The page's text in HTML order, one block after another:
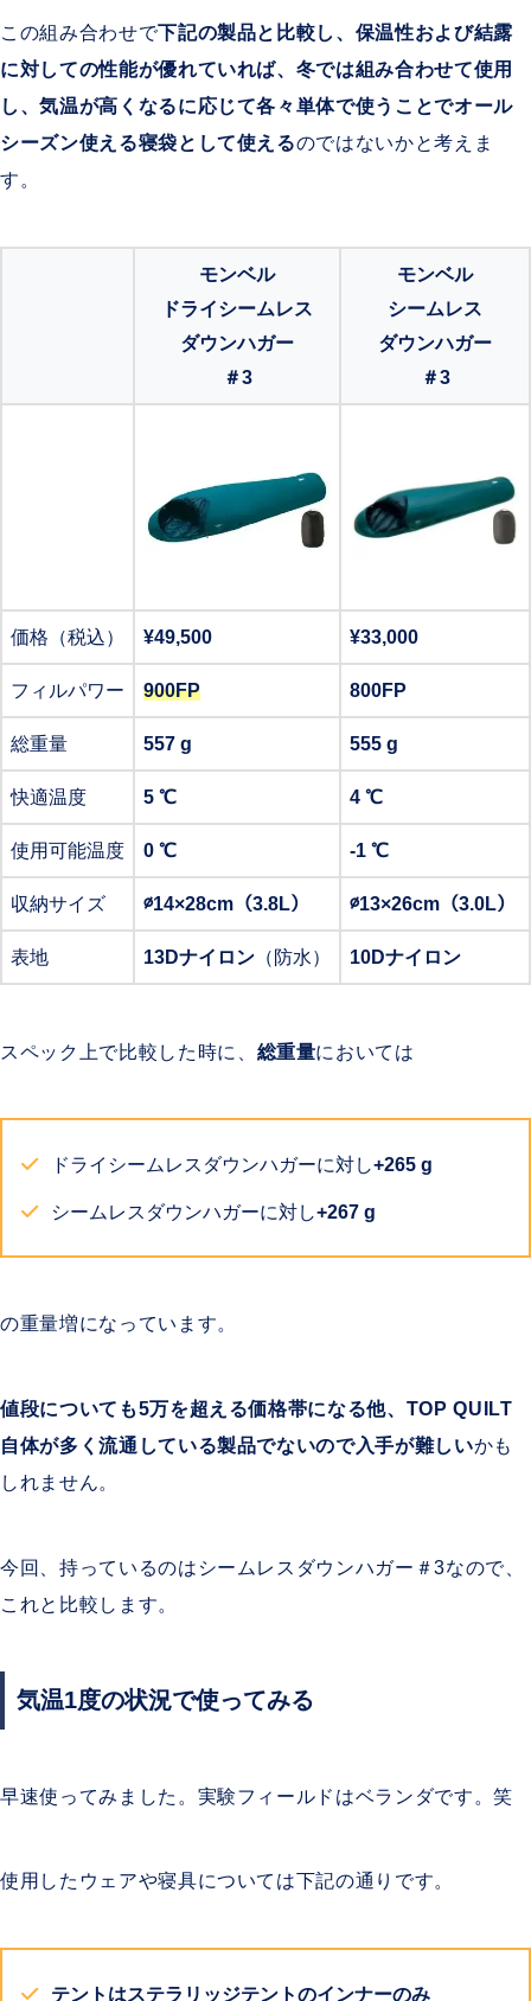
この組み合わせで下記の製品と比較し、保温性および結露
に対しての性能が優れていれば、冬では組み合わせて使用
し、気温が高くなるに応じて各々単体で使うことでオール
シーズン使える寝袋として使えるのではないかと考えま
す。
モンベル
ドライシームレス
ダウンハガー
＃3
モンベル
シームレス
ダウンハガー
＃3
価格（税込） ¥49,500 ¥33,000
フィルパワー 900FP 800FP
総重量 557 g 555 g
快適温度 5 ℃ 4 ℃
使用可能温度 0 ℃ -1 ℃
収納サイズ ∅14×28cm（3.8L） ∅13×26cm（3.0L）
表地 13Dナイロン （防水） 10Dナイロン
スペック上で比較した時に、 総重量においては
ドライシームレスダウンハガーに対し+265 g
シームレスダウンハガーに対し+267 g
の重量増になっています。
値段についても5万を超える価格帯になる他、TOP QUILT
自体が多く流通している製品でないので入手が難しいかも
しれません。
今回、持っているのは シームレスダウンハガー＃3なので、
これと比較します。
気温1度の状況で使ってみる
早速使ってみました。実験フィールドはベランダです。笑
使用したウェアや寝具については下記の通りです。
テントはステラリッジテントのインナーのみ